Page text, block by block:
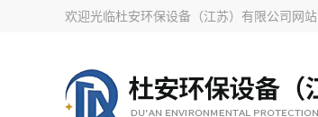
欢迎光临杜安环保设备（江苏）有限公司网站